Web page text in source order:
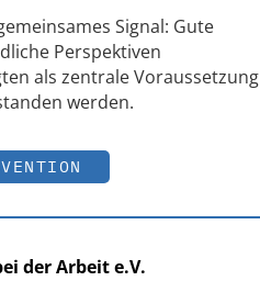
Signal: Gute
Perspektiven
als zentrale Voraussetzung
werden.
der Arbeit e.V.